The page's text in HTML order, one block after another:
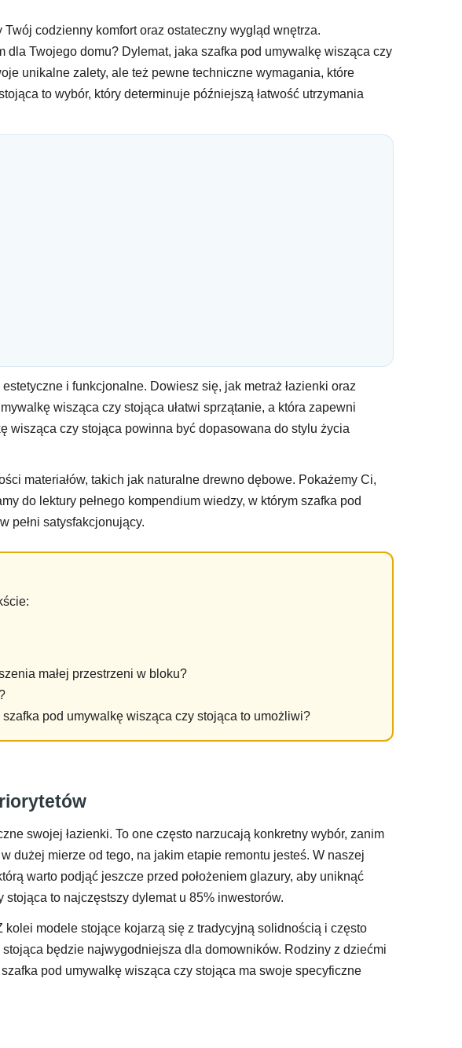
codzienny komfort oraz ostateczny wygląd wnętrza.
Twojego domu? Dylemat, jaka szafka pod umywalkę wisząca czy
unikalne zalety, ale też pewne techniczne wymagania, które
to wybór, który determinuje późniejszą łatwość utrzymania
i funkcjonalne. Dowiesz się, jak metraż łazienki oraz
wisząca czy stojąca ułatwi sprzątanie, a która zapewni
wisząca czy stojąca powinna być dopasowana do stylu życia
materiałów, takich jak naturalne drewno dębowe. Pokażemy Ci,
do lektury pełnego kompendium wiedzy, w którym szafka pod
pełni satysfakcjonujący.
małej przestrzeni w bloku?
pod umywalkę wisząca czy stojąca to umożliwi?
swojej łazienki. To one często narzucają konkretny wybór, zanim
dużej mierze od tego, na jakim etapie remontu jesteś. W naszej
warto podjąć jeszcze przed położeniem glazury, aby uniknąć
to najczęstszy dylemat u 85% inwestorów.
modele stojące kojarzą się z tradycyjną solidnością i często
będzie najwygodniejsza dla domowników. Rodziny z dziećmi
pod umywalkę wisząca czy stojąca ma swoje specyficzne